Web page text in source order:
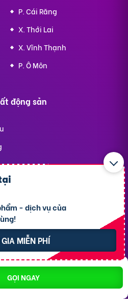
GỌI NGAY
- dịch vụ của
MIỄN PHÍ
P. Cái Răng
X. Thới Lai
X. Vĩnh Thạnh
P. Ô Môn
động sản